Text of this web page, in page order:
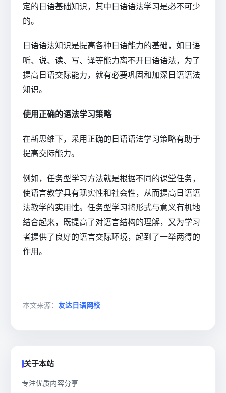
定的日语基础知识，其中日语语法学习是必不可少
的。
日语语法知识是提高各种日语能力的基础，如日语
听、说、读、写、译等能力离不开日语语法，为了
提高日语交际能力，就有必要巩固和加深日语语法
知识。
使用正确的语法学习策略
在新思维下，采用正确的日语语法学习策略有助于
提高交际能力。
例如，任务型学习方法就是根据不同的课堂任务，
使语言教学具有现实性和社会性，从而提高日语语
法教学的实用性。任务型学习将形式与意义有机地
结合起来，既提高了对语言结构的理解，又为学习
者提供了良好的语言交际环境，起到了一举两得的
作用。
本文来源： 友达日语网校
关于本站
专注优质内容分享